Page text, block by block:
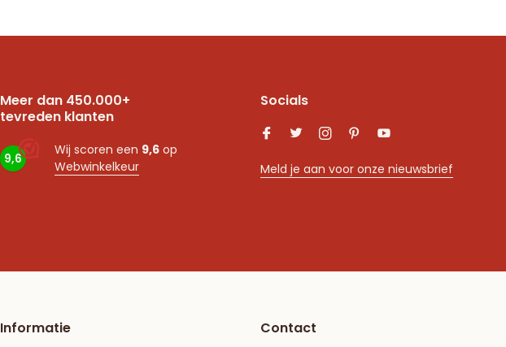
Meer dan 450.000+
tevreden klanten
9,6
Wij scoren een 9,6 op
Webwinkelkeur
Socials
Meld je aan voor onze nieuwsbrief
Informatie Contact